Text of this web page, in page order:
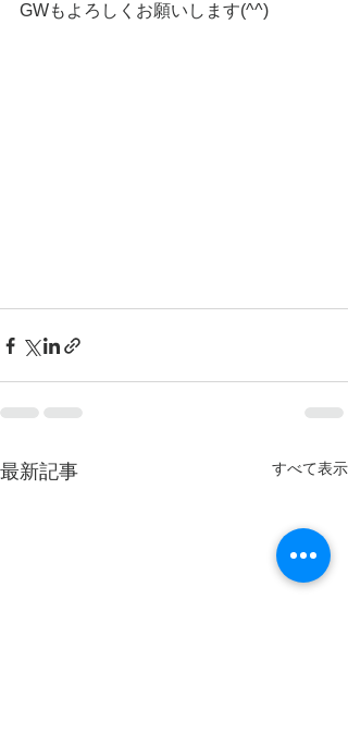
GWもよろしくお願いします(^^)
最新記事 すべて表示